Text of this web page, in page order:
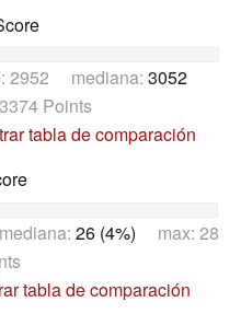
2952 mediana: 3052
Points
tabla de comparación
26 (4%) max: 28
tabla de comparación